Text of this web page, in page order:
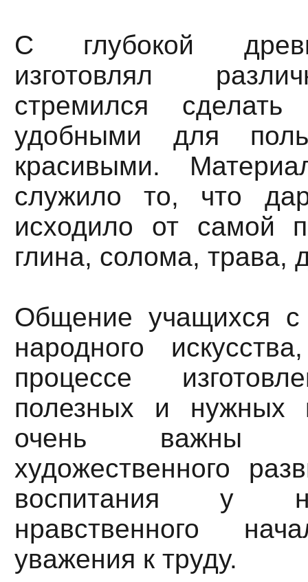
С глубокой
изготовлял
стремился
удобными для
красивыми.
служило то, что
исходило от самой
глина, солома, трава,
Общение учащихся с
народного
процессе
полезных и
очень важны
художественного
воспитания у
нравственного
уважения к труду.